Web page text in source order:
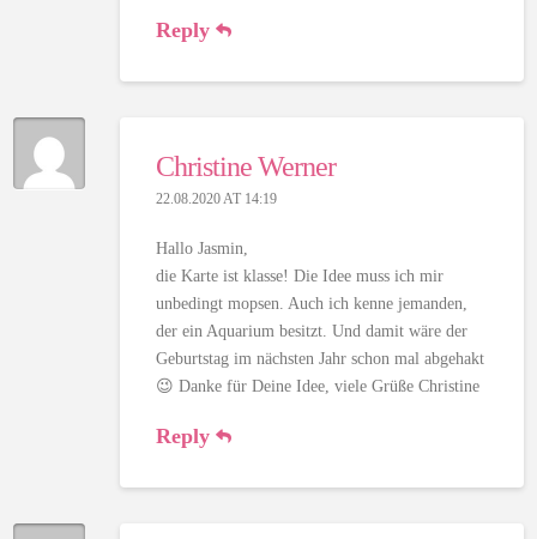
Reply
Christine Werner
22.08.2020 AT 14:19
Hallo Jasmin,
die Karte ist klasse! Die Idee muss ich mir
unbedingt mopsen. Auch ich kenne jemanden,
der ein Aquarium besitzt. Und damit wäre der
Geburtstag im nächsten Jahr schon mal abgehakt
😉 Danke für Deine Idee, viele Grüße Christine
Reply